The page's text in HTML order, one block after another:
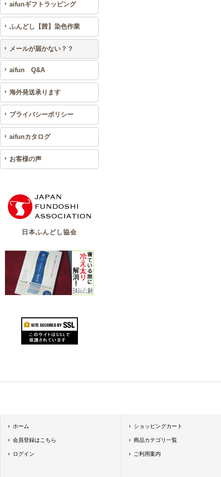
aifunギフトラッピング
ふんどし【茜】染色作業
メールが届かない？？
aifun Q&A
海外発送承ります
プライバシーポリシー
aifunカタログ
お客様の声
日本ふんどし協会
ホーム
会員登録はこちら
ログイン
ショッピングカート
商品カテゴリ一覧
ご利用案内